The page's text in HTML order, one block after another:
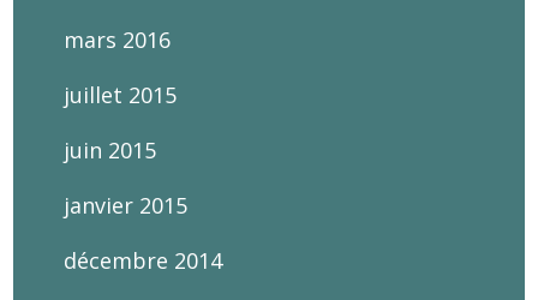
mars 2016
juillet 2015
juin 2015
janvier 2015
décembre 2014